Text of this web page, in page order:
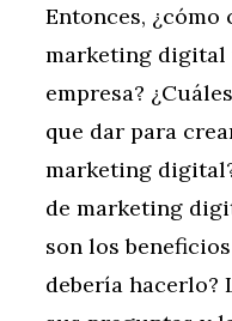
Entonces, ¿cómo
marketing digital
empresa?
que dar para
marketing
de marketing
son los
debería hacerlo?